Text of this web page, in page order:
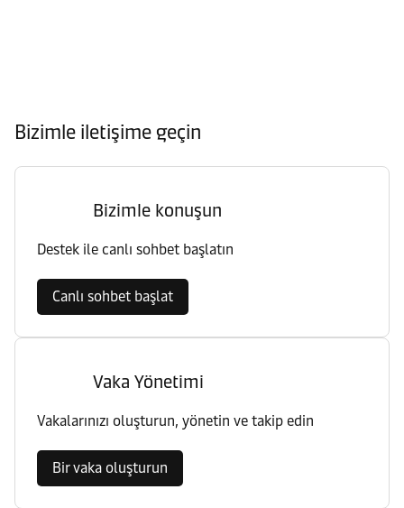
Bizimle iletişime geçin
Bizimle konuşun
Destek ile canlı sohbet başlatın
Canlı sohbet başlat
Vaka Yönetimi
Vakalarınızı oluşturun, yönetin ve takip edin
Bir vaka oluşturun